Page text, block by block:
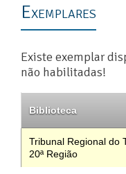
Exemplares
Existe exemplar
não habilitadas!
Biblioteca
Tribunal Regional do
20ª Região